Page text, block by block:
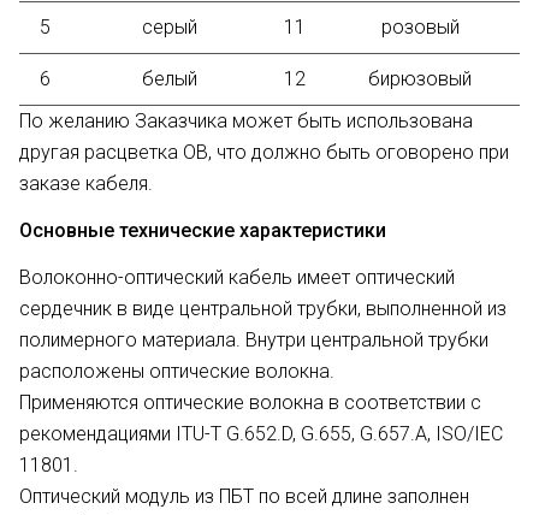
5 серый 11 розовый
6 белый 12
бирюзовый
По желанию Заказчика может быть использована
другая расцветка ОВ, что должно быть оговорено при
заказе кабеля.
Основные технические характеристики
Волоконно-оптический кабель имеет оптический
сердечник в виде центральной трубки, выполненной из
полимерного материала. Внутри центральной трубки
расположены оптические волокна.
Применяются оптические волокна в соответствии с
рекомендациями ITU-T G.652.D, G.655, G.657.A, ISO/IEC
11801.
Оптический модуль из ПБТ по всей длине заполнен